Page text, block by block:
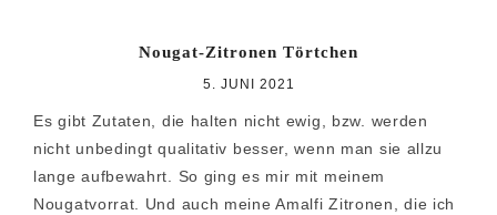
Nougat-Zitronen Törtchen
5. JUNI 2021
Es gibt Zutaten, die halten nicht ewig, bzw. werden
nicht unbedingt qualitativ besser, wenn man sie allzu
lange aufbewahrt. So ging es mir mit meinem
Nougatvorrat. Und auch meine Amalfi Zitronen, die ich